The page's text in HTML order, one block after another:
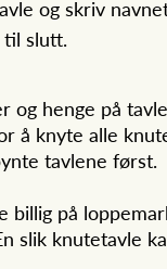
og skriv
til slutt.
og henge på
å knyte alle
tavlene først.
billig på
slik knutetavle